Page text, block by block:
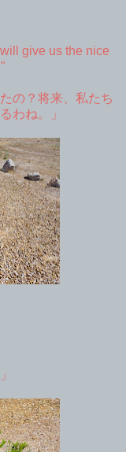
give us the nice
の？将来、私たち
わね。」